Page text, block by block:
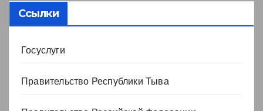
Ссылки
Госуслуги
Правительство Республики Тыва